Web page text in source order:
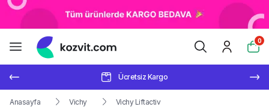
0
Ücretsiz Kargo
Anasayfa Vichy Vichy Liftactiv